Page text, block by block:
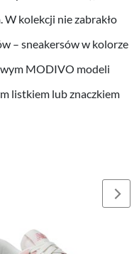
kolekcji nie zabrakło
– sneakersów w kolorze
MODIVO modeli
listkiem lub znaczkiem